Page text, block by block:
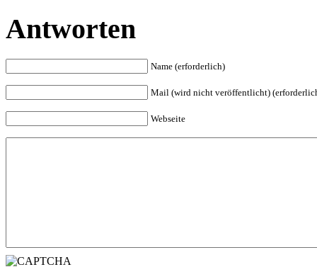
Antworten
Name (erforderlich)
Mail (wird nicht veröffentlicht)
Webseite